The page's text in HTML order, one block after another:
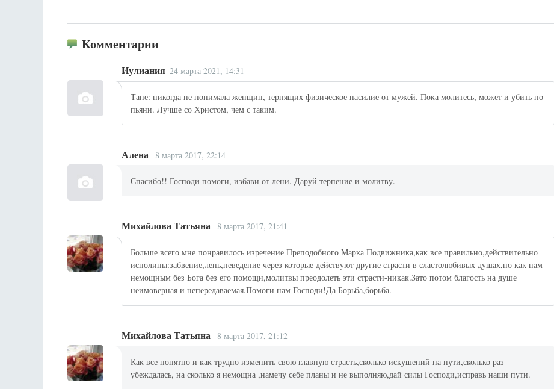
Комментарии
Иулиания 24 марта 2021, 14:31
Тане: никогда не понимала женщин, терпящих физическое насилие от мужей. Пока молитесь, может и убить по
пьяни. Лучше со Христом, чем с таким.
Алена 8 марта 2017, 22:14
Спасибо!! Господи помоги, избави от лени. Даруй терпение и молитву.
Михайлова Татьяна 8 марта 2017, 21:41
Больше всего мне понравилось изречение Преподобного Марка Подвижника,как все правильно,действительно
исполины:забвение,лень,неведение через которые действуют другие страсти в сластолюбивых душах,но как нам
немощным без Бога без его помощи,молитвы преодолеть эти страсти-никак.Зато потом благость на душе
неимоверная и непередаваемая.Помоги нам Господи!Да Борьба,борьба.
Михайлова Татьяна 8 марта 2017, 21:12
Как все понятно и как трудно изменить свою главную страсть,сколько искушений на пути,сколько раз
убеждалась, на сколько я немощна ,намечу себе планы и не выполняю,дай силы Господи,исправь наши пути.